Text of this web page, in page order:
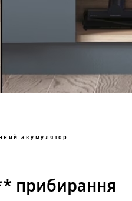
акумулятор
прибирання